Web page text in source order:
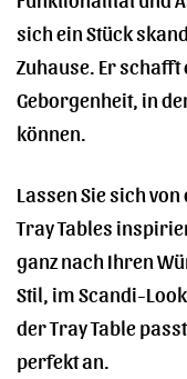
sich ein Stück
Zuhause. Er
Geborgenheit, in
können.
Lassen Sie sich
Tray Tables
ganz nach Ihren
Stil, im Scandi-
der Tray Table
perfekt an.